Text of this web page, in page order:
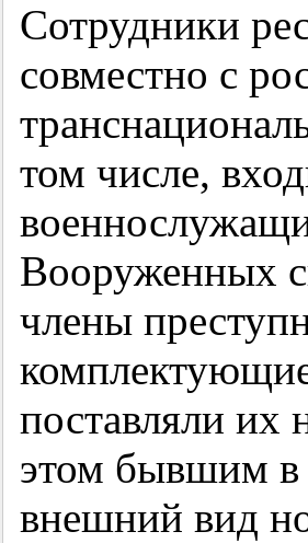
Сотрудники
совместно с
том числе,
Вооруженных
члены
поставляли
этом бывшим в
внешний вид